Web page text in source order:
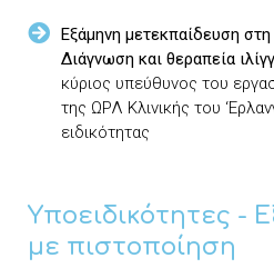
Eξάμηνη μετεκπαίδευση
Διάγνωση και θεραπεία
κύριος υπεύθυνος του
της ΩΡΛ Κλινικής του
ειδικότητας
Υποειδικότητες -
με πιστοποίηση